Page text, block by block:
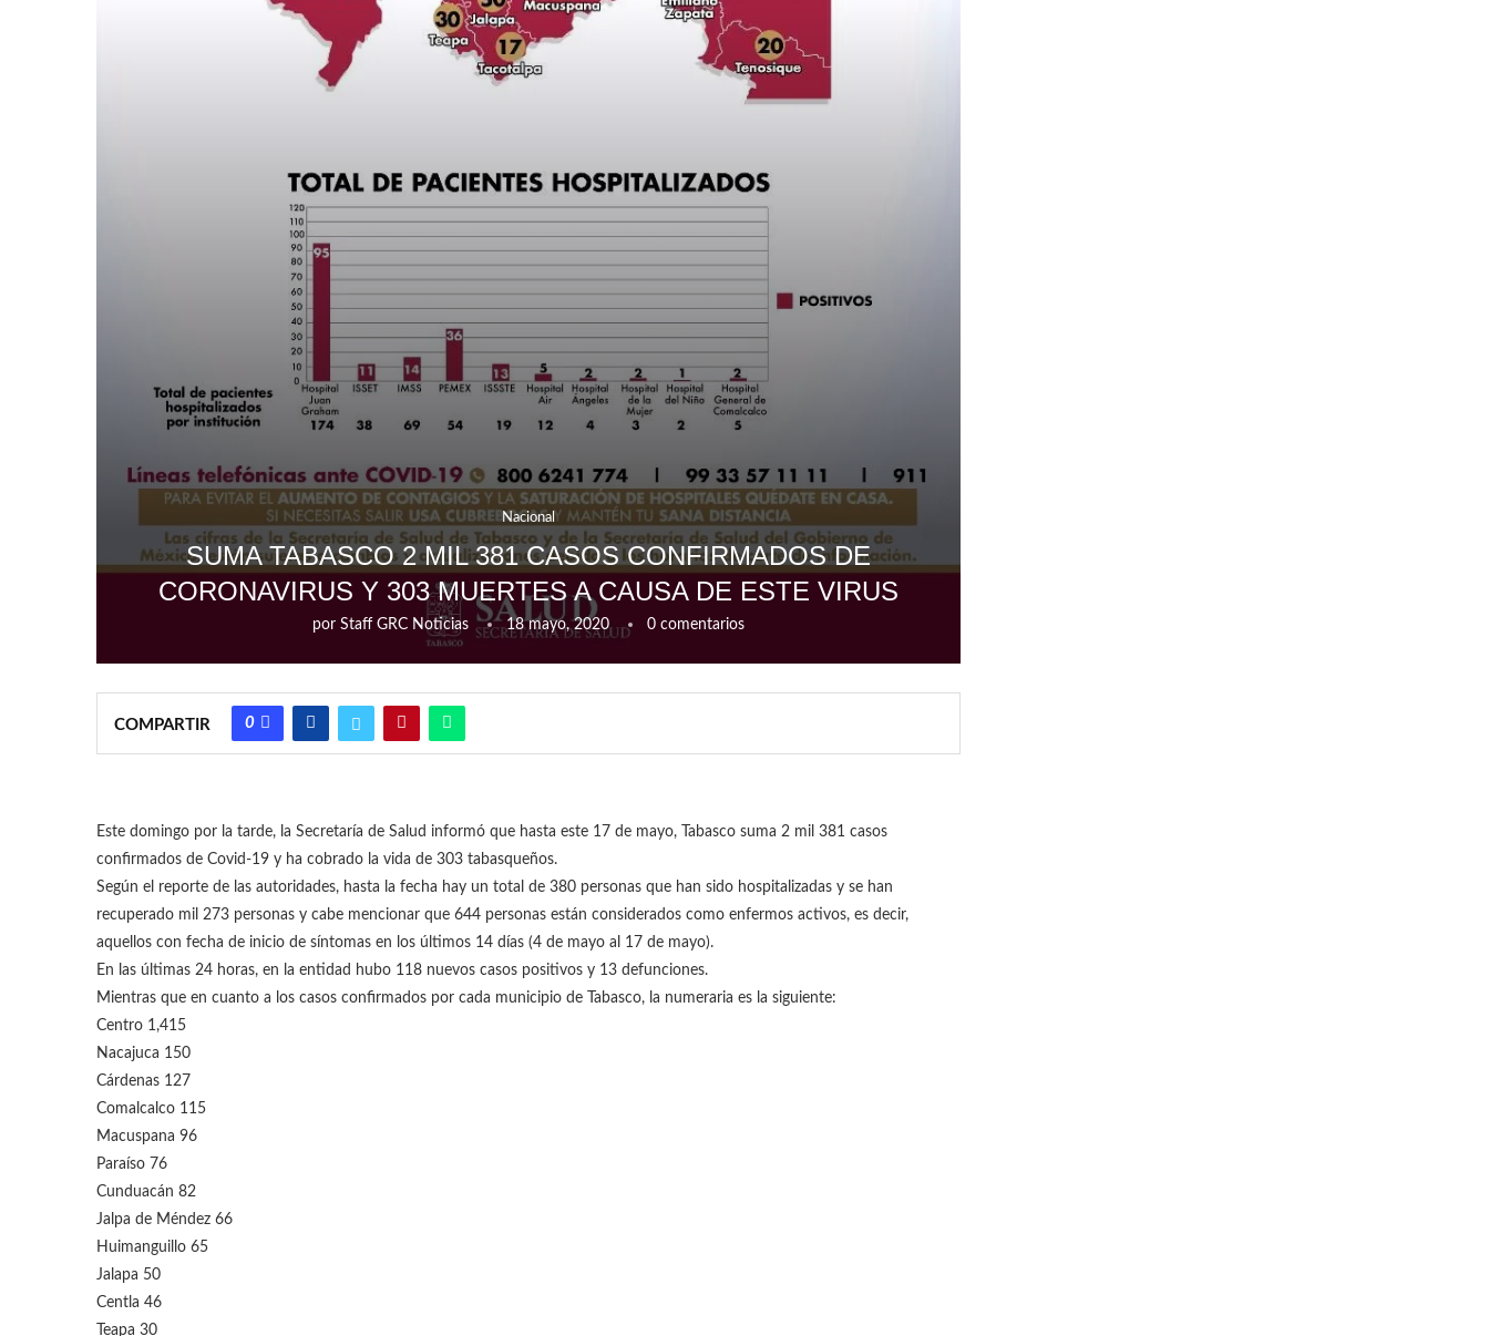
Nacional
SUMA TABASCO 2 MIL 381 CASOS CONFIRMADOS DE
CORONAVIRUS Y 303 MUERTES A CAUSA DE ESTE VIRUS
por Staff GRC Noticias 18 mayo, 2020 0 comentarios
COMPARTIR 0
Este domingo por la tarde, la Secretaría de Salud informó que hasta este 17 de mayo, Tabasco suma 2 mil 381 casos
confirmados de Covid-19 y ha cobrado la vida de 303 tabasqueños.
Según el reporte de las autoridades, hasta la fecha hay un total de 380 personas que han sido hospitalizadas y se han
recuperado mil 273 personas y cabe mencionar que 644 personas están considerados como enfermos activos, es decir,
aquellos con fecha de inicio de síntomas en los últimos 14 días (4 de mayo al 17 de mayo).
En las últimas 24 horas, en la entidad hubo 118 nuevos casos positivos y 13 defunciones.
Mientras que en cuanto a los casos confirmados por cada municipio de Tabasco, la numeraria es la siguiente:
Centro 1,415
Nacajuca 150
Cárdenas 127
Comalcalco 115
Macuspana 96
Paraíso 76
Cunduacán 82
Jalpa de Méndez 66
Huimanguillo 65
Jalapa 50
Centla 46
Teapa 30